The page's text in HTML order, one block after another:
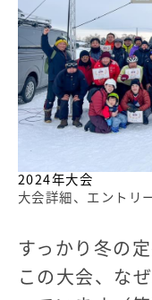
2024年大会
大会詳細、エントリ
すっかり冬の
この大会、な